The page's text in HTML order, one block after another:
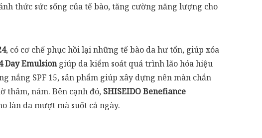
thức sức sống của tế bào, tăng cường năng lượng cho
, có cơ chế phục hồi lại những tế bào da hư tổn, giúp xóa
Day Emulsiongiúp da kiểm soát quá trình lão hóa hiệu
nắng SPF 15, sản phẩm giúp xây dựng nên màn chắn
thâm, nám. Bên cạnh đó, SHISEIDO Benefiance
làn da mượt mà suốt cả ngày.